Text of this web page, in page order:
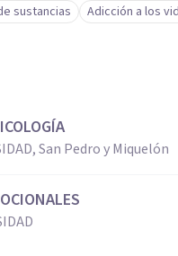
sustancias Adicción a los
San Pedro y Miquelón